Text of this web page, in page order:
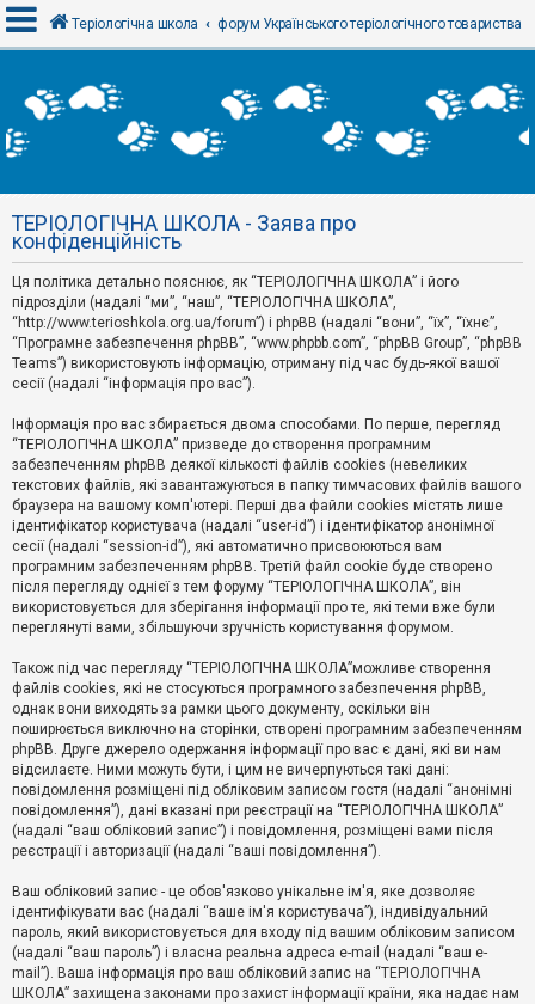
х
і
Р
е
с
т
р
а
ц
і
я
Т
е
м
и
б
е
з
в
і
д
о
і
д
е
й
А
т
и
в
е
м
и
Теріологічна школа форум Українського теріологічного товариства
ТЕРІОЛОГІЧНА ШКОЛА - Заява про
конфіденційність
Ця політика детально пояснює, як “ТЕРІОЛОГІЧНА ШКОЛА” і його
підрозділи (надалі “ми”, “наш”, “ТЕРІОЛОГІЧНА ШКОЛА”,
“http://www.terioshkola.org.ua/forum”) і phpBB (надалі “вони”, “їх”, “їхнє”,
“Програмне забезпечення phpBB”, “www.phpbb.com”, “phpBB Group”, “phpBB
Teams”) використовують інформацію, отриману під час будь-якої вашої
сесії (надалі “інформація про вас”).
Інформація про вас збирається двома способами. По перше, перегляд
“ТЕРІОЛОГІЧНА ШКОЛА” призведе до створення програмним
забезпеченням phpBB деякої кількості файлів cookies (невеликих
текстових файлів, які завантажуються в папку тимчасових файлів вашого
браузера на вашому комп'ютері. Перші два файли cookies містять лише
ідентифікатор користувача (надалі “user-id”) і ідентифікатор анонімної
сесії (надалі “session-id”), які автоматично присвоюються вам
програмним забезпеченням phpBB. Третій файл cookie буде створено
після перегляду однієї з тем форуму “ТЕРІОЛОГІЧНА ШКОЛА”, він
використовується для зберігання інформації про те, які теми вже були
переглянуті вами, збільшуючи зручність користування форумом.
Також під час перегляду “ТЕРІОЛОГІЧНА ШКОЛА”можливе створення
файлів cookies, які не стосуються програмного забезпечення phpBB,
однак вони виходять за рамки цього документу, оскільки він
поширюється виключно на сторінки, створені програмним забезпеченням
phpBB. Друге джерело одержання інформації про вас є дані, які ви нам
відсилаєте. Ними можуть бути, і цим не вичерпуються такі дані:
повідомлення розміщені під обліковим записом гостя (надалі “анонімні
повідомлення”), дані вказані при реєстрації на “ТЕРІОЛОГІЧНА ШКОЛА”
(надалі “ваш обліковий запис”) і повідомлення, розміщені вами після
реєстрації і авторизації (надалі “ваші повідомлення”).
Ваш обліковий запис - це обов'язково унікальне ім'я, яке дозволяє
ідентифікувати вас (надалі “ваше ім'я користувача”), індивідуальний
пароль, який використовується для входу під вашим обліковим записом
(надалі “ваш пароль”) і власна реальна адреса e-mail (надалі “ваш e-
mail”). Ваша інформація про ваш обліковий запис на “ТЕРІОЛОГІЧНА
ШКОЛА” захищена законами про захист інформації країни, яка надає нам